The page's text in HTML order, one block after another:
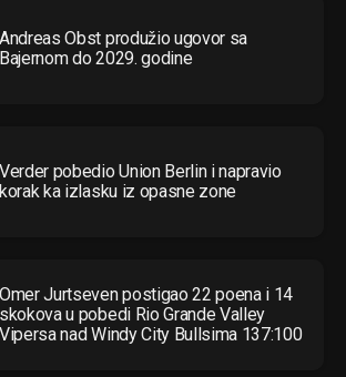
Andreas Obst produžio ugovor sa
Bajernom do 2029. godine
Verder pobedio Union Berlin i napravio
korak ka izlasku iz opasne zone
Omer Jurtseven postigao 22 poena i 14
skokova u pobedi Rio Grande Valley
Vipersa nad Windy City Bullsima 137:100